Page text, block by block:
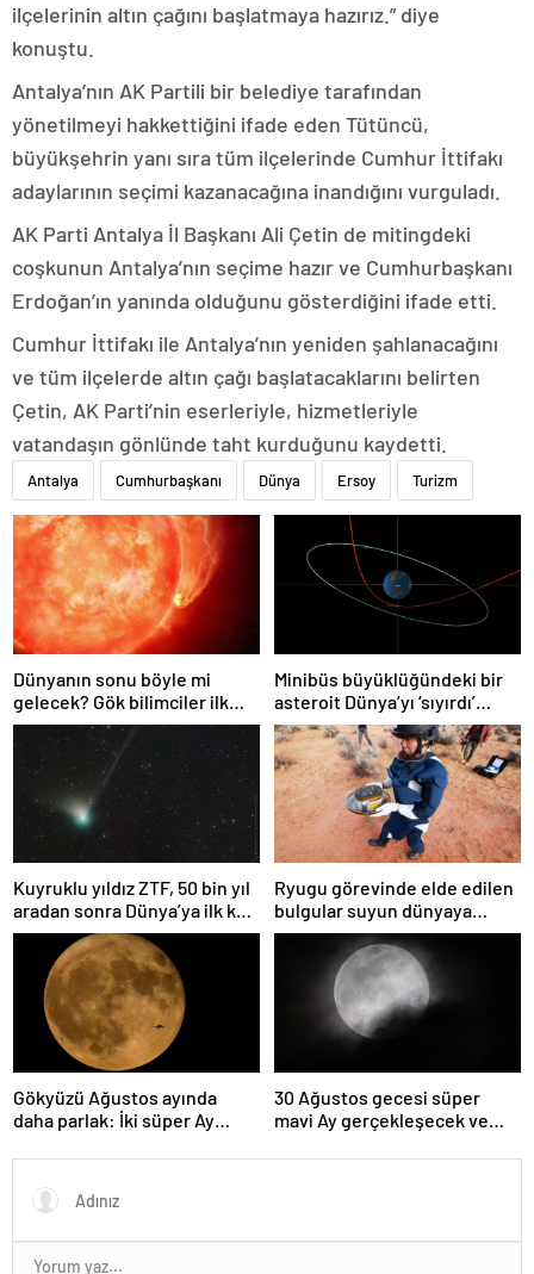
ilçelerinin altın çağını başlatmaya hazırız.” diye
konuştu.
Antalya’nın AK Partili bir belediye tarafından
yönetilmeyi hakkettiğini ifade eden Tütüncü,
büyükşehrin yanı sıra tüm ilçelerinde Cumhur İttifakı
adaylarının seçimi kazanacağına inandığını vurguladı.
AK Parti Antalya İl Başkanı Ali Çetin de mitingdeki
coşkunun Antalya’nın seçime hazır ve Cumhurbaşkanı
Erdoğan’ın yanında olduğunu gösterdiğini ifade etti.
Cumhur İttifakı ile Antalya’nın yeniden şahlanacağını
ve tüm ilçelerde altın çağı başlatacaklarını belirten
Çetin, AK Parti’nin eserleriyle, hizmetleriyle
vatandaşın gönlünde taht kurduğunu kaydetti.
Antalya Cumhurbaşkanı Dünya Ersoy Turizm
Dünyanın sonu böyle mi
gelecek? Gök bilimciler ilk
kez sönen yıldızın gezegeni
yutmasına tanık oldu
Minibüs büyüklüğündeki bir
asteroit Dünya’yı ‘sıyırdı’
geçti
Kuyruklu yıldız ZTF, 50 bin yıl
aradan sonra Dünya’ya ilk kez
çok yaklaşacak
Ryugu görevinde elde edilen
bulgular suyun dünyaya
asteroitlerce getirilmiş
olabileceğini gösteriyor
Gökyüzü Ağustos ayında
daha parlak: İki süper Ay
30 Ağustos gecesi süper
mavi Ay gerçekleşecek ve
olacak